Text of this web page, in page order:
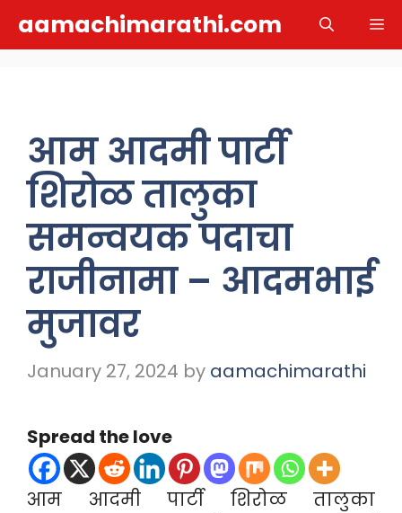
aamachimarathi.com
आम आदमी पार्टी
शिरोळ तालुका
समन्वयक पदाचा
राजीनामा – आदमभाई
मुजावर
January 27, 2024 by aamachimarathi
Spread the love
आम आदमी पार्टी शिरोळ तालुका